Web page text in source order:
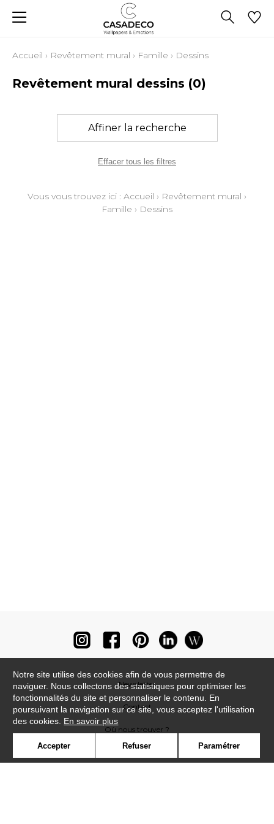
Accueil › Revêtement mural › Famille › Dessins
Revêtement mural dessins (0)
Affiner la recherche
Effacer tous les filtres
Vous vous trouvez ici : Accueil › Revêtement mural ›
Famille › Dessins
Newsletter
Contact
Où nous trouver ?
Notre site utilise des cookies afin de vous permettre de
naviguer. Nous collectons des statistiques pour optimiser les
fonctionnalités du site et personnaliser le contenu. En
poursuivant la navigation sur ce site, vous acceptez l'utilisation
des cookies. En savoir plus
Accepter Refuser Paramétrer